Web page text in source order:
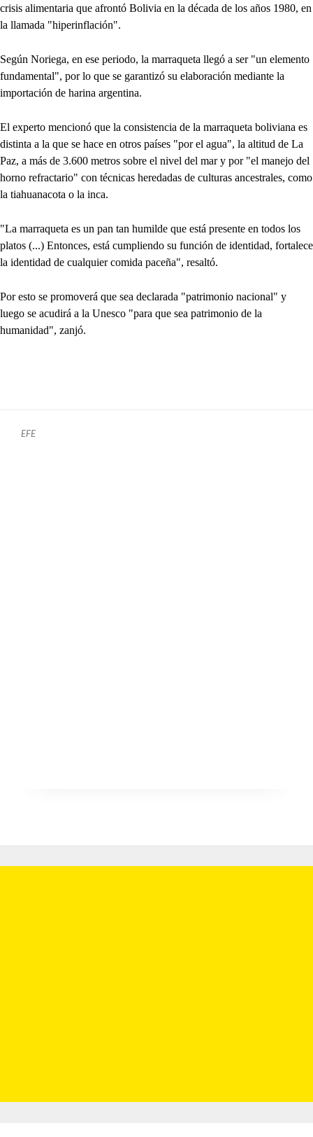
crisis alimentaria que afrontó Bolivia en la década de los años 1980, en
la llamada "hiperinflación".
Según Noriega, en ese periodo, la marraqueta llegó a ser "un elemento
fundamental", por lo que se garantizó su elaboración mediante la
importación de harina argentina.
El experto mencionó que la consistencia de la marraqueta boliviana es
distinta a la que se hace en otros países "por el agua", la altitud de La
Paz, a más de 3.600 metros sobre el nivel del mar y por "el manejo del
horno refractario" con técnicas heredadas de culturas ancestrales, como
la tiahuanacota o la inca.
"La marraqueta es un pan tan humilde que está presente en todos los
platos (...) Entonces, está cumpliendo su función de identidad, fortalece
la identidad de cualquier comida paceña", resaltó.
Por esto se promoverá que sea declarada "patrimonio nacional" y
luego se acudirá a la Unesco "para que sea patrimonio de la
humanidad", zanjó.
EFE